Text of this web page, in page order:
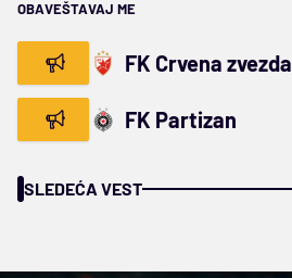
OBAVEŠTAVAJ ME
FK Crvena zvezda
FK Partizan
SLEDEĆA VEST